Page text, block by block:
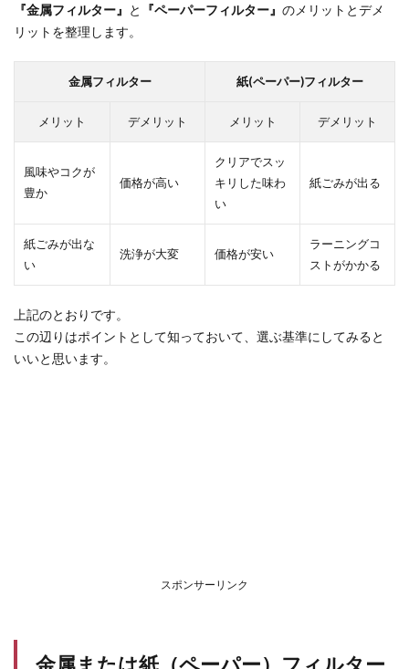
『金属フィルター』 と 『ペーパーフィルター』 のメリットとデメ
リットを整理します。
金属フィルター 紙(ペーパー)フィルター
メリット デメリット メリット デメリット
風味やコクが
豊か
価格が高い
クリアでスッ
キリした味わ
い
紙ごみが出る
紙ごみが出な
い
洗浄が大変 価格が安い
ラーニングコ
ストがかかる
上記のとおりです。
この辺りはポイントとして知っておいて、選ぶ基準にしてみると
いいと思います。
スポンサーリンク
金属または紙（ペーパー）フィルター